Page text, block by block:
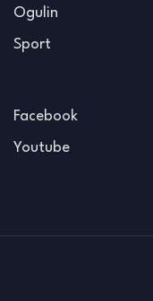
Ogulin
Sport
Facebook
Youtube